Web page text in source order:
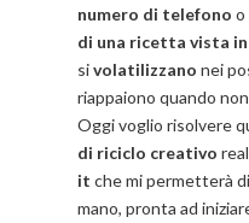
numero di telefono o
di una ricetta vista
sivolatilizzano nei
riappaiono quando
Oggi voglio risolvere
di riciclo creativo
it che mi permetterà
mano, pronta ad